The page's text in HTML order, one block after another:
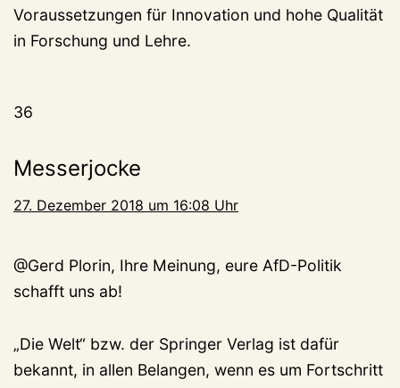
Voraussetzungen für Innovation und hohe Qualität
in Forschung und Lehre.
36
Messerjocke
27. Dezember 2018 um 16:08 Uhr
@Gerd Plorin, Ihre Meinung, eure AfD-Politik
schafft uns ab!
„Die Welt“ bzw. der Springer Verlag ist dafür
bekannt, in allen Belangen, wenn es um Fortschritt